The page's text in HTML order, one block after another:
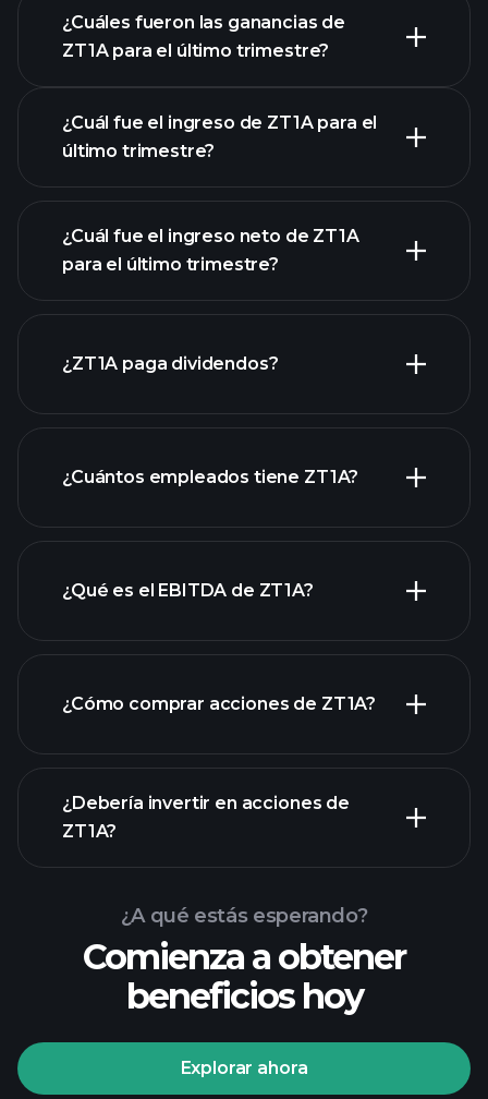
¿Cuáles fueron las ganancias de
ZT1A para el último trimestre?
las ganancias de
ZT1A
¿Cuál fue el ingreso de ZT1A para el
último trimestre?
financieros de ZT1A
¿Cuál fue el ingreso neto de ZT1A
para el último trimestre?
¿ZT1A paga dividendos?
acciones de alto dividendo
¿Cuántos empleados tiene ZT1A?
¿Qué es el EBITDA de ZT1A?
informes financieros
¿Cómo comprar acciones de ZT1A?
Playtrade Tournaments
¿Debería invertir en acciones de
ZT1A?
¿A qué estás esperando?
Comienza a obtener
beneficios hoy
Explorar ahora